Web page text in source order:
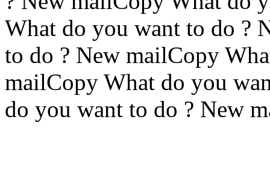
What do you want to do ?
to do ? New mailCopy
mailCopy What do you
do you want to do ? New